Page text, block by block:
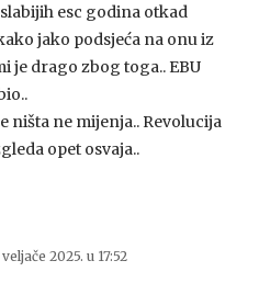
esc godina otkad
jako podsjeća na onu iz
je drago zbog toga.. EBU
ništa ne mijenja.. Revolucija
opet osvaja..
2025. u 17:52